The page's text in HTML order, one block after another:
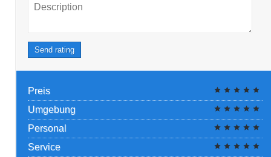
Description
Send rating
Preis
Umgebung
Personal
Service